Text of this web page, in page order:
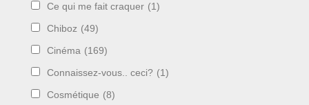
Ce qui me fait craquer (1)
Chiboz (49)
Cinéma (169)
Connaissez-vous.. ceci? (1)
Cosmétique (8)